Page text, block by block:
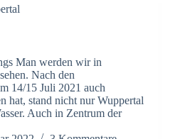
Man werden wir in
Nach den
14/15 Juli 2021 auch
hat, stand nicht nur Wuppertal
Auch in Zentrum der